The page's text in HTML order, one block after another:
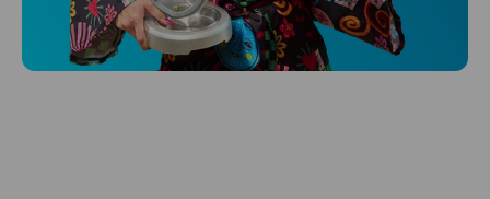
Hlídá ti zdraví, spánek i pohyb a ještě k
tomu platí.